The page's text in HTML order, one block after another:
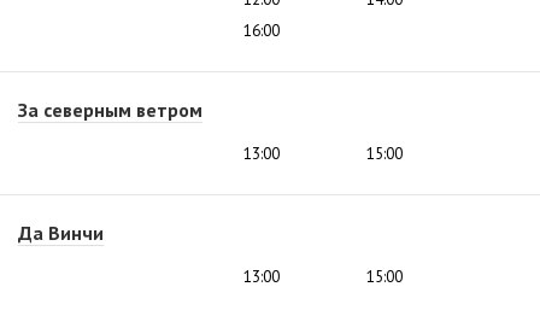
16:00
За северным ветром
13:00 15:00
Да Винчи
13:00 15:00